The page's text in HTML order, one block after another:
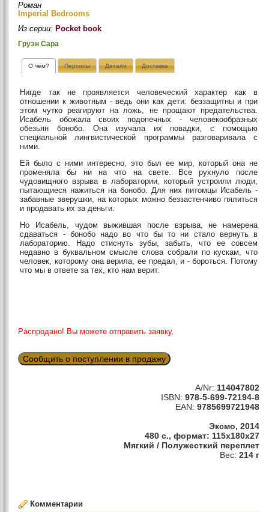
Роман
Imperial Bedrooms
Из серии: Pocket book
Груэн Сара
О чем? Персоны Детали Доставка
Нигде так не проявляется человеческий характер как в
отношении к животным - ведь они как дети: беззащитны и при
этом чутко реагируют на ложь, не прощают предательства.
Исабель обожала своих подопечных - человекообразных
обезьян бонобо. Она изучала их повадки, с помощью
специальной лингвистической программы разговаривала с
ними.
Ей было с ними интересно, это был ее мир, который она не
променяла бы ни на что на свете. Все рухнуло после
чудовищного взрыва в лаборатории, который устроили люди,
пытающиеся нажиться на бонобо. Для них питомцы Исабель -
забавные зверушки, на которых можно беззастенчиво пялиться
и продавать их за деньги.
Но Исабель, чудом выжившая после взрыва, не намерена
сдаваться - бонобо надо во что бы то ни стало вернуть в
лабораторию. Надо стиснуть зубы, забыть, что ее совсем
недавно в буквальном смысле слова собрали по кускам, что
человек, которому она верила, ее предал, и - бороться. Потому
что мы в ответе за тех, кто нам верит.
Распродано! Вы можете отправить заявку.
Сообщить о поступлении в продажу
A/Nr: 114047802
ISBN: 978-5-699-72194-8
EAN: 9785699721948
Эксмо, 2014
480 с., формат: 115x180x27
Мягкий / Полужесткий переплет
Вес: 214 г
Комментарии